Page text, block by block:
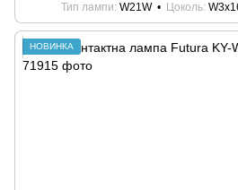
Тип лампи W21W Цоколь
НОВИНКА